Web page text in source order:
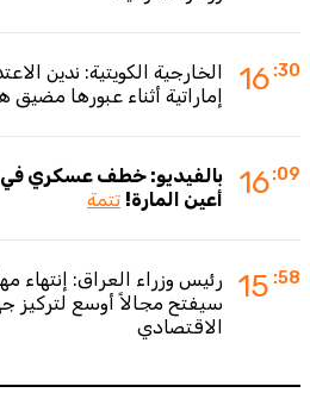
16 :30
الخارجية الكويتية: ندين
إماراتية أثناء عبورها مضيق
16:09
بالفيديو: خطف عسكري في
أعين المارة! تتمة
15 :58
رئيس وزراء العراق: إنتهاء
سيفتح مجالاً أوسع لتركيز
الاقتصادي